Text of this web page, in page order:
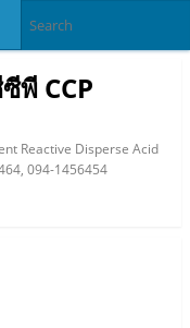
พี CCP
Reactive Disperse Acid
094-1456454